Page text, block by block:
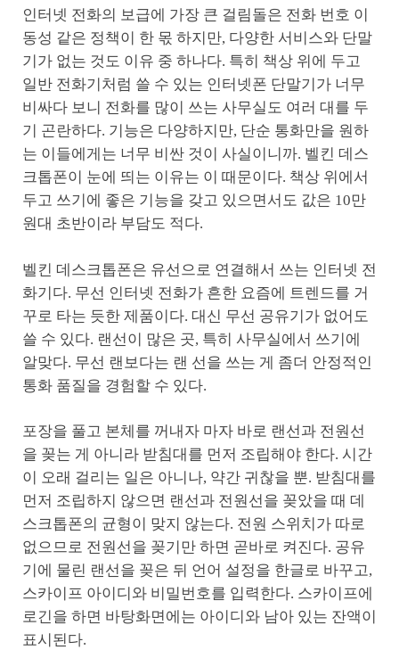
인터넷 전화의 보급에 가장 큰 걸림돌은 전화 번호 이
동성 같은 정책이 한 몫 하지만, 다양한 서비스와 단말
기가 없는 것도 이유 중 하나다. 특히 책상 위에 두고
일반 전화기처럼 쓸 수 있는 인터넷폰 단말기가 너무
비싸다 보니 전화를 많이 쓰는 사무실도 여러 대를 두
기 곤란하다. 기능은 다양하지만, 단순 통화만을 원하
는 이들에게는 너무 비싼 것이 사실이니까. 벨킨 데스
크톱폰이 눈에 띄는 이유는 이 때문이다. 책상 위에서
두고 쓰기에 좋은 기능을 갖고 있으면서도 값은 10만
원대 초반이라 부담도 적다.
벨킨 데스크톱폰은 유선으로 연결해서 쓰는 인터넷 전
화기다. 무선 인터넷 전화가 흔한 요즘에 트렌드를 거
꾸로 타는 듯한 제품이다. 대신 무선 공유기가 없어도
쓸 수 있다. 랜선이 많은 곳, 특히 사무실에서 쓰기에
알맞다. 무선 랜보다는 랜 선을 쓰는 게 좀더 안정적인
통화 품질을 경험할 수 있다.
포장을 풀고 본체를 꺼내자 마자 바로 랜선과 전원선
을 꽂는 게 아니라 받침대를 먼저 조립해야 한다. 시간
이 오래 걸리는 일은 아니나, 약간 귀찮을 뿐. 받침대를
먼저 조립하지 않으면 랜선과 전원선을 꽂았을 때 데
스크톱폰의 균형이 맞지 않는다. 전원 스위치가 따로
없으므로 전원선을 꽂기만 하면 곧바로 켜진다. 공유
기에 물린 랜선을 꽂은 뒤 언어 설정을 한글로 바꾸고,
스카이프 아이디와 비밀번호를 입력한다. 스카이프에
로긴을 하면 바탕화면에는 아이디와 남아 있는 잔액이
표시된다.